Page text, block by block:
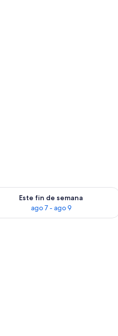
- ago 8
Este fin de semana
ago 7 - ago 9
la disponibilidad para este
el inodoro y una escalera de